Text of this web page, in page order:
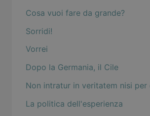
Cosa vuoi fare da grande?
Sorridi!
Vorrei
Dopo la Germania, il Cile
Non intratur in veritatem nisi per
La politica dell'esperienza